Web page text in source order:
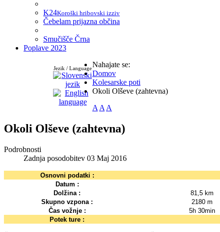
K24Koroški hribovski izziv
Čebelam prijazna občina
Smučišče Črna
Poplave 2023
Jezik / LanguageNahajate se:
Domov
Kolesarske poti
Okoli Olševe (zahtevna)
AAA
Okoli Olševe (zahtevna)
Podrobnosti
Zadnja posodobitev 03 Maj 2016
Osnovni podatki :
Datum :
Dolžina :
81,5 km
Skupno vzpona :
2180 m
Čas vožnje :
5h 30min
Potek ture :